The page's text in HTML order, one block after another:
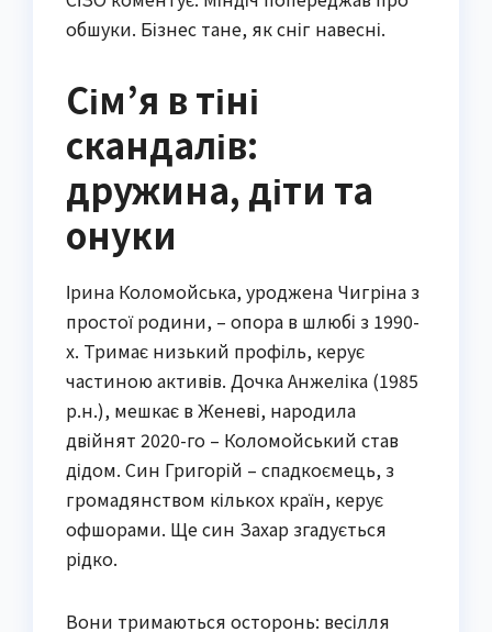
обшуки. Бізнес тане, як сніг навесні.
Сім’я в тіні
скандалів:
дружина, діти та
онуки
Ірина Коломойська, уроджена Чигріна з
простої родини, – опора в шлюбі з 1990-
х. Тримає низький профіль, керує
частиною активів. Дочка Анжеліка (1985
р.н.), мешкає в Женеві, народила
двійнят 2020-го – Коломойський став
дідом. Син Григорій – спадкоємець, з
громадянством кількох країн, керує
офшорами. Ще син Захар згадується
рідко.
Вони тримаються осторонь: весілля